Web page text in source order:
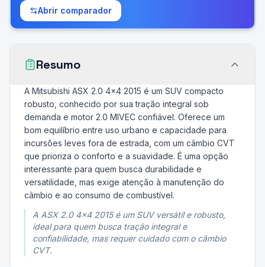
Abrir comparador
Resumo
A Mitsubishi ASX 2.0 4x4 2015 é um SUV compacto
robusto, conhecido por sua tração integral sob
demanda e motor 2.0 MIVEC confiável. Oferece um
bom equilíbrio entre uso urbano e capacidade para
incursões leves fora de estrada, com um câmbio CVT
que prioriza o conforto e a suavidade. É uma opção
interessante para quem busca durabilidade e
versatilidade, mas exige atenção à manutenção do
câmbio e ao consumo de combustível.
A ASX 2.0 4x4 2015 é um SUV versátil e robusto,
ideal para quem busca tração integral e
confiabilidade, mas requer cuidado com o câmbio
CVT.